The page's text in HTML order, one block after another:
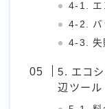
4-1. エ
4-2. バ
4-3. 失
5. エコ
辺ツール